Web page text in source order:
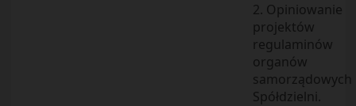
2. Opiniowanie
projektów
regulaminów
organów
samorządowych
Spółdzielni.